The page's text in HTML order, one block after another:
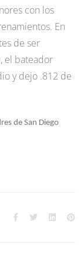
con los
En
de ser
el bateador
y dejo .812 de
de San Diego